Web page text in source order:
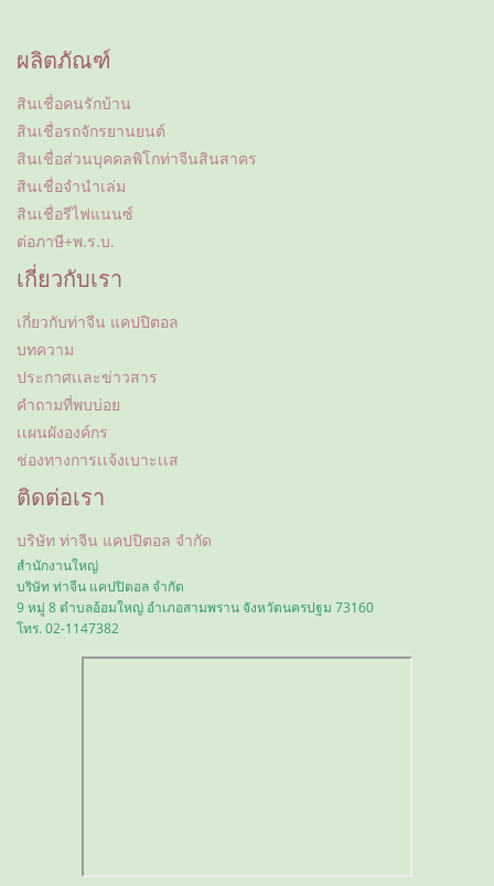
ผลิตภัณฑ์
สินเชื่อคนรักบ้าน
สินเชื่อรถจักรยานยนต์
สินเชื่อส่วนบุคคลพิโกท่าจีนสินสาคร
สินเชื่อจำนำเล่ม
สินเชื่อรีไฟแนนซ์
ต่อภาษี+พ.ร.บ.
เกี่ยวกับเรา
เกี่ยวกับท่าจีน แคปปิตอล
บทความ
ประกาศเเละข่าวสาร
คำถามที่พบบ่อย
เเผนผังองค์กร
ช่องทางการเเจ้งเบาะเเส
ติดต่อเรา
บริษัท ท่าจีน แคปปิตอล จำกัด
สำนักงานใหญ่
บริษัท ท่าจีน แคปปิตอล จำกัด
9 หมู่ 8 ตำบลอ้อมใหญ่ อำเภอสามพรานจังหวัดนครปฐม 73160
โทร. 02-1147382